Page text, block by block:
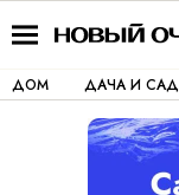
ДОМ ДАЧА И САД